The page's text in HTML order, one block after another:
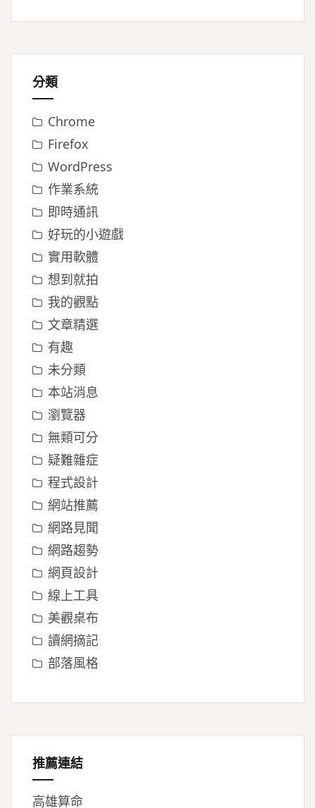
分類
Chrome
Firefox
WordPress
作業系統
即時通訊
好玩的小遊戲
實用軟體
想到就拍
我的觀點
文章精選
有趣
未分類
本站消息
瀏覽器
無類可分
疑難雜症
程式設計
網站推薦
網路見聞
網路趨勢
網頁設計
線上工具
美觀桌布
讀網摘記
部落風格
推薦連結
高雄算命